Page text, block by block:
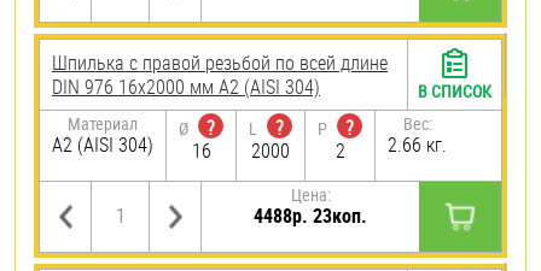
Шпилька с правой резьбой по всей длине
DIN 976 16х2000 мм А2 (AISI 304)
Материал
А2 (AISI 304)
Ø
?
16
L
?
2000
P
?
2
Вес:
2.66 кг.
Цена:
4488р. 23коп.
В СПИСОК